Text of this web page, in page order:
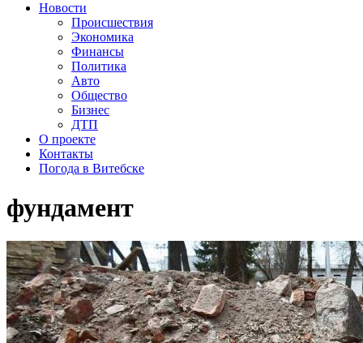
Новости
Происшествия
Экономика
Финансы
Политика
Авто
Общество
Бизнес
ДТП
О проекте
Контакты
Погода в Витебске
фундамент